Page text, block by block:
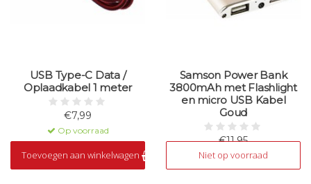
USB Type-C Data /
Oplaadkabel 1 meter
€7,99
Op voorraad
Toevoegen aan winkelwagen
Samson Power Bank
3800mAh met Flashlight
en micro USB Kabel
Goud
€11,95
Niet op voorraad
Niet op voorraad